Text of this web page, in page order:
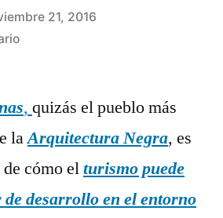
21, 2016
en
visitante
, quizás el pueblo más
laArquitectura Negra, es
cómo elturismo puede
desarrollo en el entorno